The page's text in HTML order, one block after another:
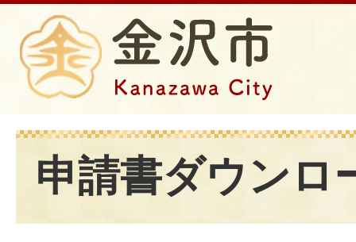
申請書ダウンロ